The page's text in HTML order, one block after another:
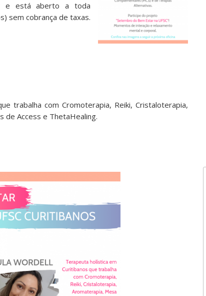
e está aberto a toda
sem cobrança de taxas.
trabalha com Cromoterapia, Reiki, Cristaloterapia,
de Access e ThetaHealing.